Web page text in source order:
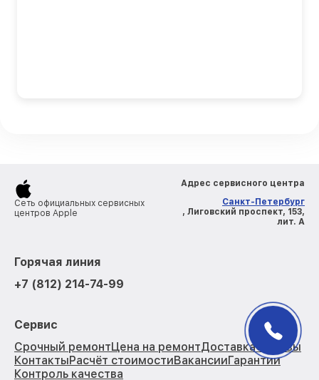
Сеть официальных сервисных
центров Apple
Адрес сервисного центра
Санкт-Петербург
, Лиговский проспект, 153,
лит. А
Горячая линия
+7 (812) 214-74-99
Сервис
Срочный ремонтЦена на ремонтДоставкаОтзывы
КонтактыРасчёт стоимостиВакансииГарантии
Контроль качества